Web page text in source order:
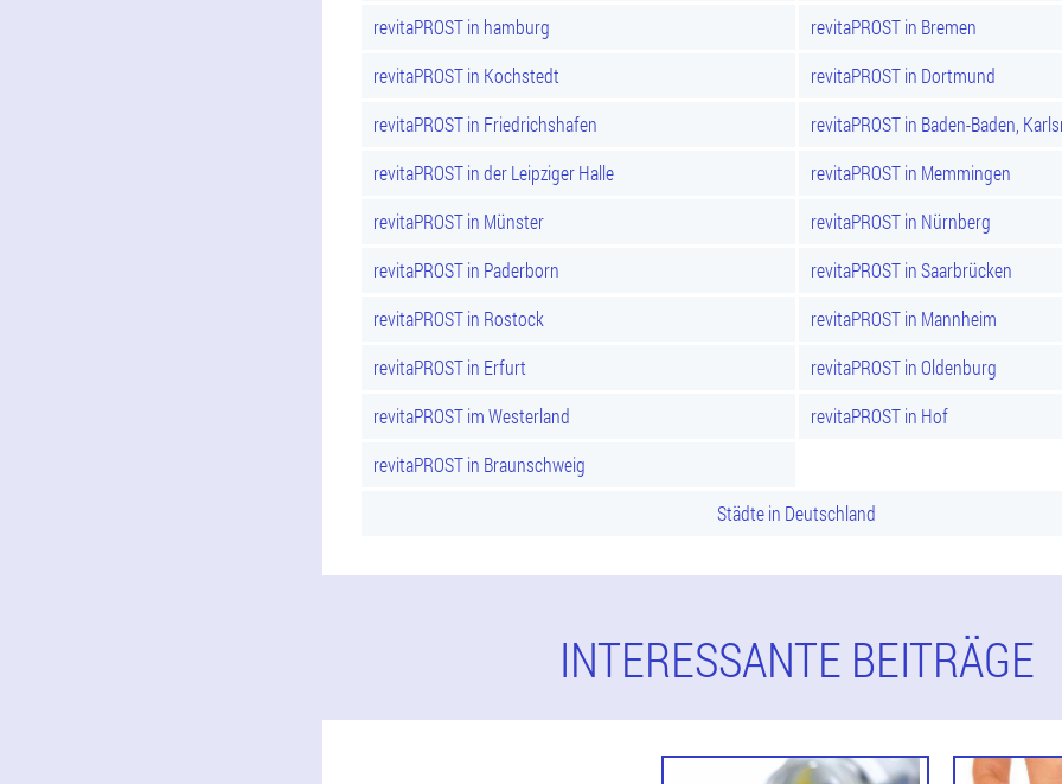
revitaPROST in hamburg
revitaPROST in Bremen
revitaPROST in Kochstedt
revitaPROST in Dortmund
revitaPROST in Friedrichshafen
revitaPROST in Baden-Baden,
revitaPROST in der Leipziger Halle
revitaPROST in Memmingen
revitaPROST in Münster
revitaPROST in Nürnberg
revitaPROST in Paderborn
revitaPROST in Saarbrücken
revitaPROST in Rostock
revitaPROST in Mannheim
revitaPROST in Erfurt
revitaPROST in Oldenburg
revitaPROST im Westerland
revitaPROST in Hof
revitaPROST in Braunschweig
Städte in Deutschland
INTERESSANTE BEITRÄGE